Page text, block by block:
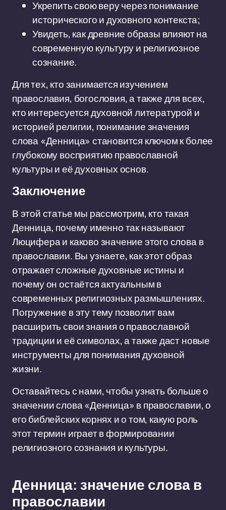
Укрепить свою веру через понимание
исторического и духовного контекста;
Увидеть, как древние образы влияют на
современную культуру и религиозное
сознание.
Для тех, кто занимается изучением
православия, богословия, а также для всех,
кто интересуется духовной литературой и
историей религии, понимание значения
слова «Денница» становится ключом к более
глубокому восприятию православной
культуры и её духовных основ.
Заключение
В этой статье мы рассмотрим, кто такая
Денница, почему именно так называют
Люцифера и каково значение этого слова в
православии. Вы узнаете, как этот образ
отражает сложные духовные истины и
почему он остаётся актуальным в
современных религиозных размышлениях.
Погружение в эту тему позволит вам
расширить свои знания о православной
традиции и её символах, а также даст новые
инструменты для понимания духовной
жизни.
Оставайтесь с нами, чтобы узнать больше о
значении слова «Денница» в православии, о
его библейских корнях и о том, какую роль
этот термин играет в формировании
религиозного сознания и культуры.
Денница: значение слова в
православии